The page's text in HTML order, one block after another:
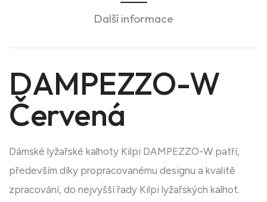
Další informace
DAMPEZZO-W
Červená
Dámské lyžařské kalhoty Kilpi DAMPEZZO-W patří,
především díky propracovanému designu a kvalitě
zpracování, do nejvyšší řady Kilpi lyžařských kalhot.